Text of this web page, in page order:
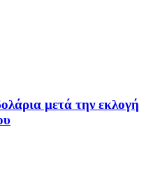
μετά την εκλογή